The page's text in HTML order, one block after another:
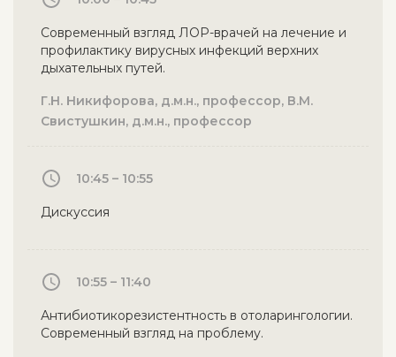
Современный взгляд ЛОР-врачей на лечение и
профилактику вирусных инфекций верхних
дыхательных путей.
Г.Н. Никифорова, д.м.н., профессор, В.М.
Свистушкин, д.м.н., профессор
10:45 – 10:55
Дискуссия
10:55 – 11:40
Антибиотикорезистентность в отоларингологии.
Современный взгляд на проблему.